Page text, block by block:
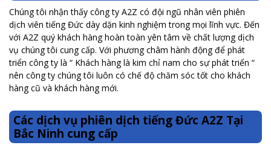
Chúng tôi nhận thấy công ty A2Z có đội ngũ nhân viên phiên
dịch viên tiếng Đức dày dặn kinh nghiệm trong mọi lĩnh vực. Đến
với A2Z quý khách hàng hoàn toàn yên tâm về chất lượng dịch
vụ chúng tôi cung cấp. Với phương châm hành động để phát
triển công ty là “ Khách hàng là kim chỉ nam cho sự phát triển “
nên công ty chúng tôi luôn có chế độ chăm sóc tốt cho khách
hàng cũ và khách hàng mới.
Các dịch vụ phiên dịch tiếng Đức A2Z Tại
Bắc Ninh cung cấp